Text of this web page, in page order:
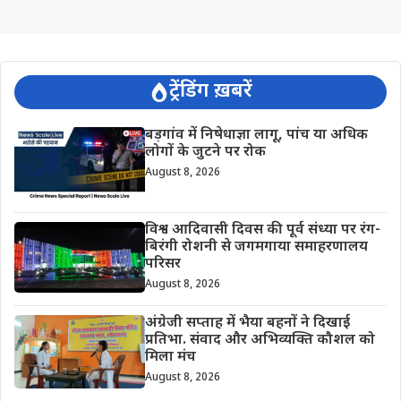
ट्रेंडिंग ख़बरें
बड़गांव में निषेधाज्ञा लागू, पांच या अधिक
लोगों के जुटने पर रोक
August 8, 2026
विश्व आदिवासी दिवस की पूर्व संध्या पर रंग-
बिरंगी रोशनी से जगमगाया समाहरणालय
परिसर
August 8, 2026
अंग्रेजी सप्ताह में भैया बहनों ने दिखाई
प्रतिभा. संवाद और अभिव्यक्ति कौशल को
मिला मंच
August 8, 2026